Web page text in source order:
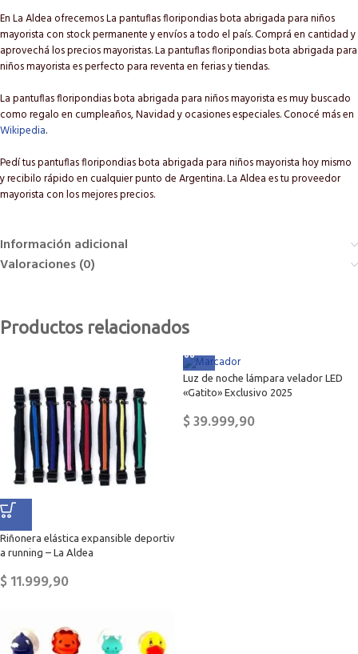
En La Aldea ofrecemos La pantuflas floripondias bota abrigada para niños
mayorista con stock permanente y envíos a todo el país. Comprá en cantidad y
aprovechá los precios mayoristas. La pantuflas floripondias bota abrigada para
niños mayorista es perfecto para reventa en ferias y tiendas.
La pantuflas floripondias bota abrigada para niños mayorista es muy buscado
como regalo en cumpleaños, Navidad y ocasiones especiales. Conocé más en
Wikipedia.
Pedí tus pantuflas floripondias bota abrigada para niños mayorista hoy mismo
y recibilo rápido en cualquier punto de Argentina. La Aldea es tu proveedor
mayorista con los mejores precios.
Información adicional
Valoraciones (0)
Productos relacionados
Riñonera elástica expansible deportiv
a running – La Aldea
$11.999,90
Luz de noche lámpara velador LED
«Gatito» Exclusivo 2025
$39.999,90